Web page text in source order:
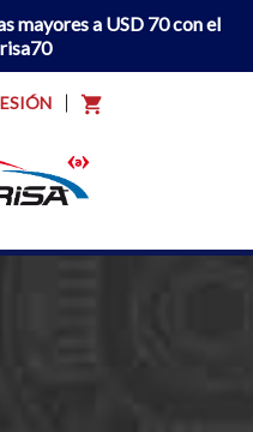
mayores a USD 70 con el
shopping_cart